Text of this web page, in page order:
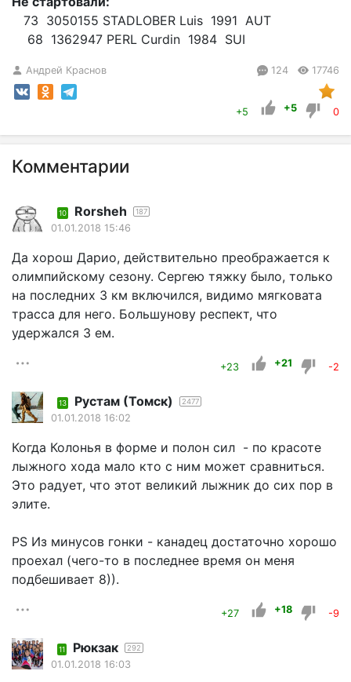
73 3050155 STADLOBER Luis 1991 AUT
68 1362947 PERL Curdin 1984 SUI
Андрей Краснов 124 17746
+5 +5 0
Комментарии
10 Rorsheh 187
01.01.2018 15:46
Да хорош Дарио, действительно преображается к
олимпийскому сезону. Сергею тяжку было, только
на последних 3 км включился, видимо мягковата
трасса для него. Большунову респект, что
удержался 3 ем.
+23 +21 -2
13 Рустам (Томск) 2477
01.01.2018 16:02
Когда Колонья в форме и полон сил - по красоте
лыжного хода мало кто с ним может сравниться.
Это радует, что этот великий лыжник до сих пор в
элите.
PS Из минусов гонки - канадец достаточно хорошо
проехал (чего-то в последнее время он меня
подбешивает 8)).
+27 +18 -9
11 Рюкзак 292
01.01.2018 16:03